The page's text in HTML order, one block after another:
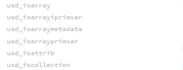
usd_isarray
usd_isarrayiprimvar
usd_isarraymetadata
usd_isarrayprimvar
usd_isattrib
usd_iscollection